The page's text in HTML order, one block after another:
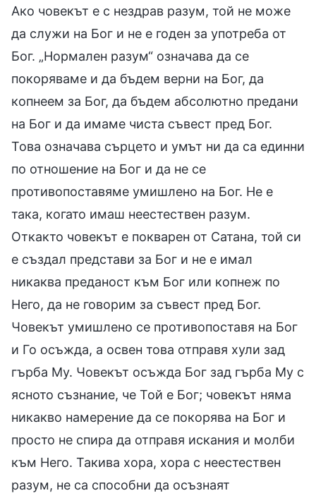
Ако човекът е с нездрав разум, той не може
да служи на Бог и не е годен за употреба от
Бог. „Нормален разум“ означава да се
покоряваме и да бъдем верни на Бог, да
копнеем за Бог, да бъдем абсолютно предани
на Бог и да имаме чиста съвест пред Бог.
Това означава сърцето и умът ни да са единни
по отношение на Бог и да не се
противопоставяме умишлено на Бог. Не е
така, когато имаш неестествен разум.
Откакто човекът е покварен от Сатана, той си
е създал представи за Бог и не е имал
никаква преданост към Бог или копнеж по
Него, да не говорим за съвест пред Бог.
Човекът умишлено се противопоставя на Бог
и Го осъжда, а освен това отправя хули зад
гърба Му. Човекът осъжда Бог зад гърба Му с
ясното съзнание, че Той е Бог; човекът няма
никакво намерение да се покорява на Бог и
просто не спира да отправя искания и молби
към Него. Такива хора, хора с неестествен
разум, не са способни да осъзнаят